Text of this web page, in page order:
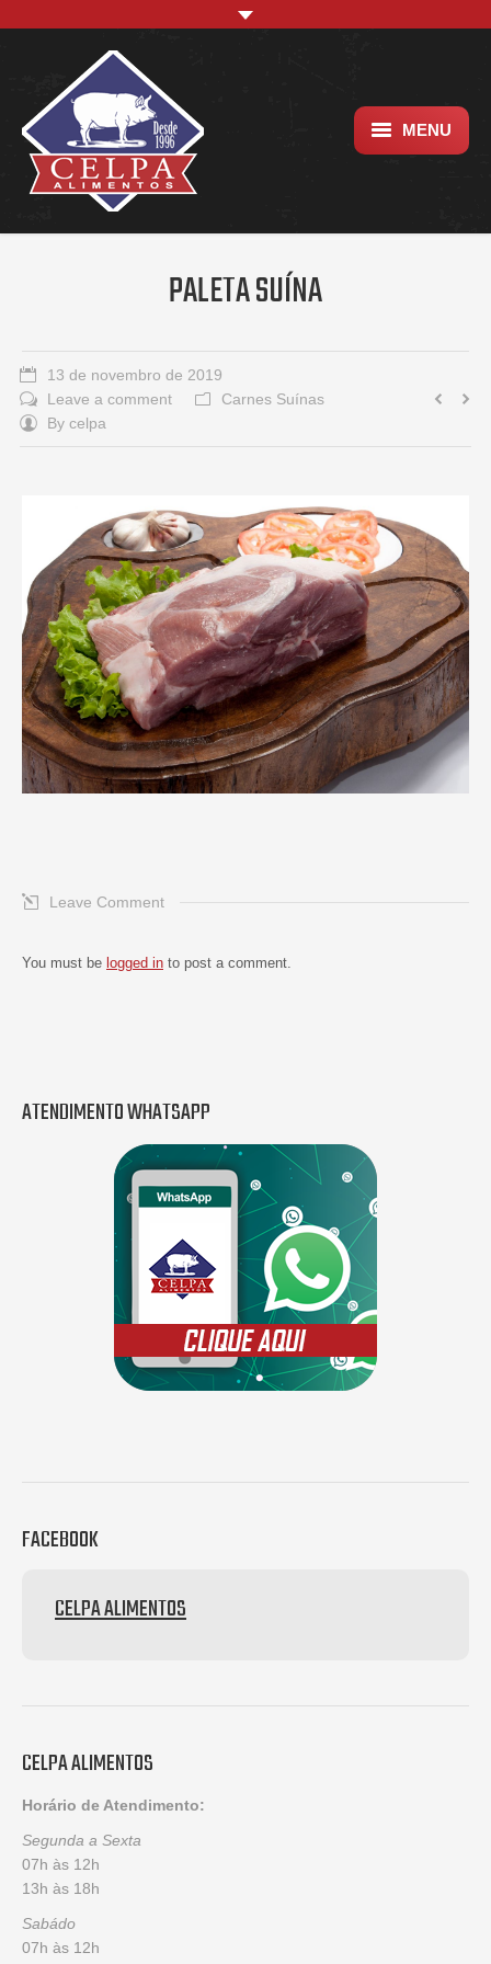
MENU
Empresa
Trabalhe conosco
Localização
PALETA SUÍNA
13 de novembro de 2019
Leave a comment
Carnes Suínas
By celpa
Leave Comment
You must be logged in to post a comment.
ATENDIMENTO WHATSAPP
FACEBOOK
CELPA ALIMENTOS
CELPA ALIMENTOS
Horário de Atendimento:
Segunda a Sexta
07h às 12h
13h às 18h
Sabádo
07h às 12h